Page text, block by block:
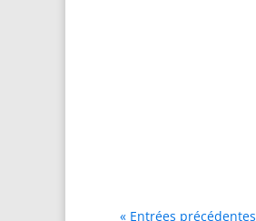
« Entrées précédentes